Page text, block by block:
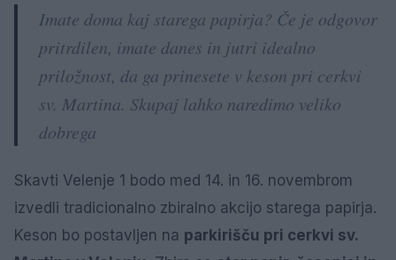
Imate doma kaj starega papirja? Če je odgovor
pritrdilen, imate danes in jutri idealno
priložnost, da ga prinesete v keson pri cerkvi
sv. Martina. Skupaj lahko naredimo veliko
dobrega
Skavti Velenje 1 bodo med 14. in 16. novembrom
izvedli tradicionalno zbiralno akcijo starega papirja.
Keson bo postavljen na parkirišču pri cerkvi sv.